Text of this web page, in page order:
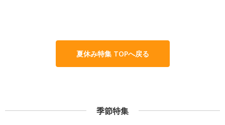
夏休み特集 TOPへ戻る
季節特集